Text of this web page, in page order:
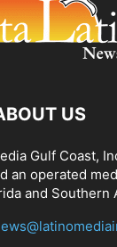
US
Gulf Coast,
an operated
and Southern